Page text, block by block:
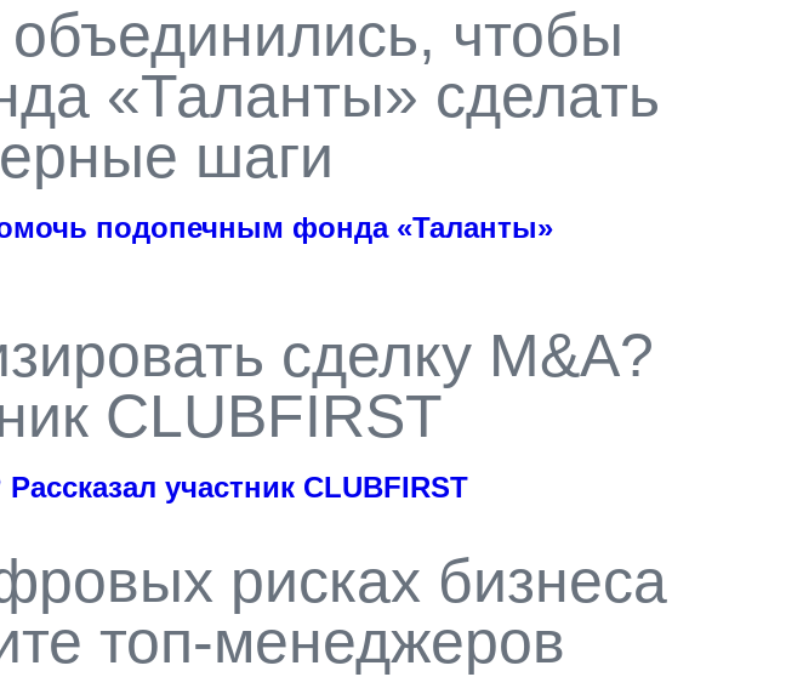
чтобы
«Таланты» сделать
шаги
подопечным фонда «Таланты»
сделку M&A?
CLUBFIRST
участник CLUBFIRST
рисках бизнеса
топ-менеджеров